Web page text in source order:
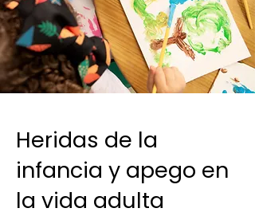
Heridas de la
infancia y apego en
la vida adulta